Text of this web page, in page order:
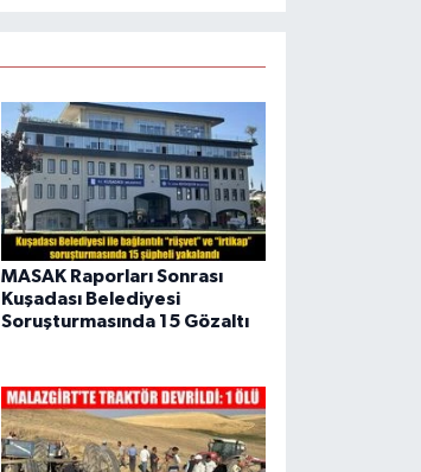
MASAK Raporları Sonrası
Kuşadası Belediyesi
Soruşturmasında 15 Gözaltı